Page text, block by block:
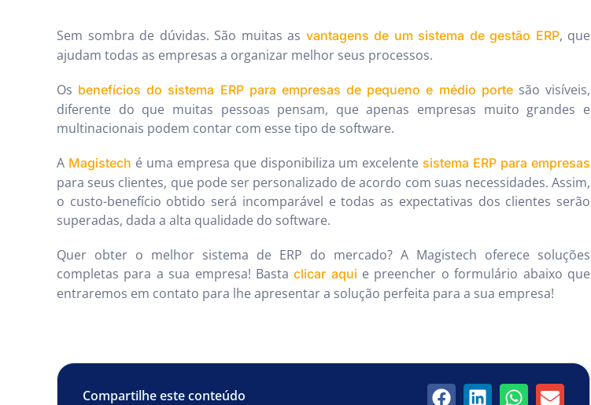
Sem sombra de dúvidas. São muitas as vantagens de um sistema de gestão ERP, que
ajudam todas as empresas a organizar melhor seus processos.
Os benefícios do sistema ERP para empresas de pequeno e médio portesão visíveis,
diferente do que muitas pessoas pensam, que apenas empresas muito grandes e
multinacionais podem contar com esse tipo de software.
A Magistech é uma empresa que disponibiliza um excelente sistema ERP para empresas
para seus clientes, que pode ser personalizado de acordo com suas necessidades. Assim,
o custo-benefício obtido será incomparável e todas as expectativas dos clientes serão
superadas, dada a alta qualidade do software.
Quer obter o melhor sistema de ERP do mercado? A Magistech oferece soluções
completas para a sua empresa! Bastaclicar aqui e preencher o formulário abaixo que
entraremos em contato para lhe apresentar a solução perfeita para a sua empresa!
Compartilhe este conteúdo